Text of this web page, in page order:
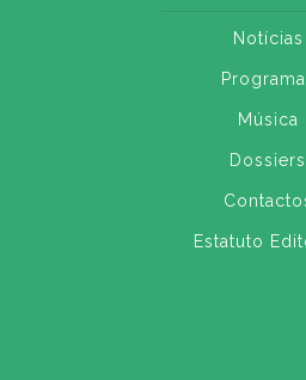
Notícias
Música
Dossiers
Estatuto